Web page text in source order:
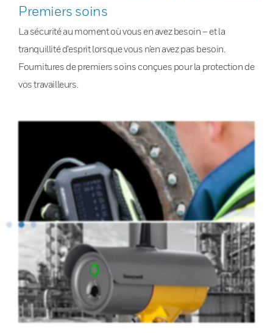
Premiers soins
La sécurité au moment où vous en avez besoin – et la
tranquillité d’esprit lorsque vous n’en avez pas besoin.
Fournitures de premiers soins conçues pour la protection de
vos travailleurs.